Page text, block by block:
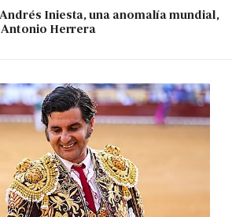
Andrés Iniesta, una anomalía mundial,
Herrera